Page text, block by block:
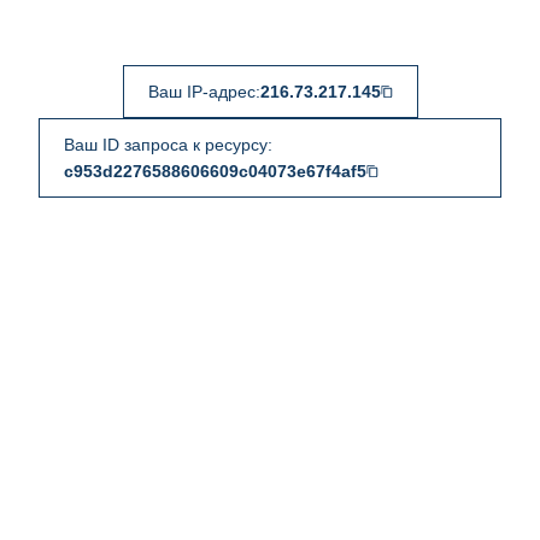
Ваш IP-адрес:216.73.217.145
Ваш ID запроса к ресурсу:
c953d2276588606609c04073e67f4af5